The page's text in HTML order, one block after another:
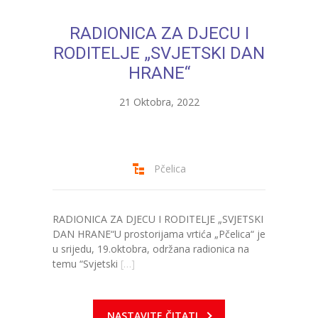
---- Ciciban
---- Snjeguljica
---- Sunčica
---- Zvjezdica
RADIONICA ZA DJECU I
RODITELJE „SVJETSKI DAN
HRANE“
21 Oktobra, 2022
Pčelica
RADIONICA ZA DJECU I RODITELJE „SVJETSKI
DAN HRANE“U prostorijama vrtića „Pčelica“ je
u srijedu, 19.oktobra, održana radionica na
temu “Svjetski […]